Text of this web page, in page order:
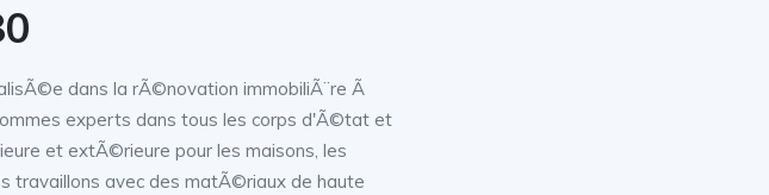
dans la rÃ©novation immobiliÃ¨re Ã
experts dans tous les corps d'Ã©tat et
et extÃ©rieure pour les maisons, les
travaillons avec des matÃ©riaux de haute